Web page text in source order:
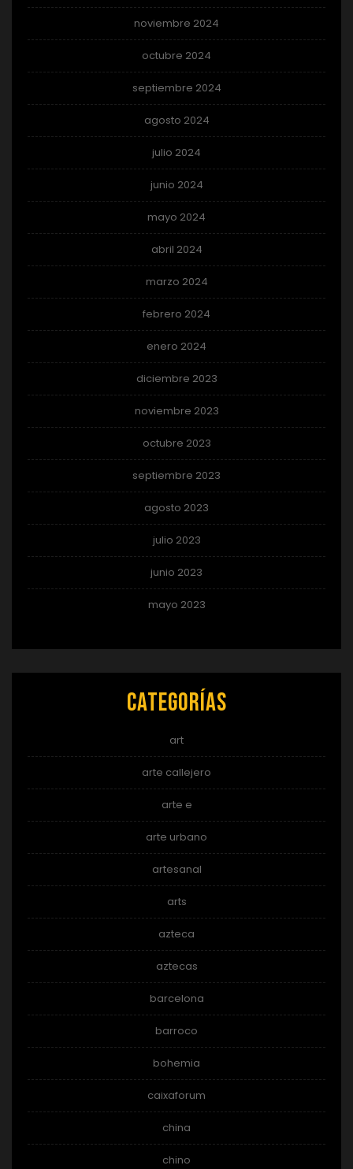
noviembre 2024
octubre 2024
septiembre 2024
agosto 2024
julio 2024
junio 2024
mayo 2024
abril 2024
marzo 2024
febrero 2024
enero 2024
diciembre 2023
noviembre 2023
octubre 2023
septiembre 2023
agosto 2023
julio 2023
junio 2023
mayo 2023
Categorías
art
arte callejero
arte e
arte urbano
artesanal
arts
azteca
aztecas
barcelona
barroco
bohemia
caixaforum
china
chino